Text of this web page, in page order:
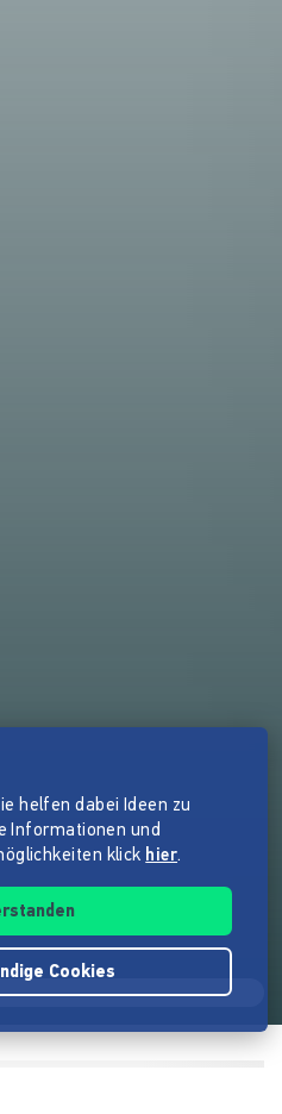
helfen dabei Ideen zu
Informationen und
klick hier.
Cookies